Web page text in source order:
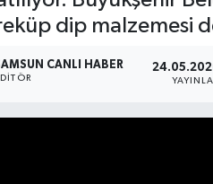
dip malzemesi
CANLI HABER